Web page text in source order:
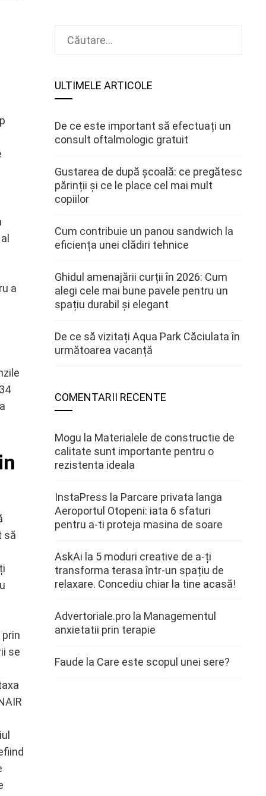
a
să
se
ULTIMELE ARTICOLE
De ce este important să efectuați un
consult oftalmologic gratuit
Gustarea de după școală: ce pregătesc
părinții și ce le place cel mai mult
copiilor
Cum contribuie un panou sandwich la
eficiența unei clădiri tehnice
Ghidul amenajării curții în 2026: Cum
alegi cele mai bune pavele pentru un
spațiu durabil și elegant
De ce să vizitați Aqua Park Căciulata în
următoarea vacanță
COMENTARII RECENTE
Mogu la Materialele de constructie de
calitate sunt importante pentru o
rezistenta ideala
InstaPress la Parcare privata langa
Aeroportul Otopeni: iata 6 sfaturi
pentru a-ti proteja masina de soare
AskAi la 5 moduri creative de a-ți
transforma terasa într-un spațiu de
relaxare. Concediu chiar la tine acasă!
Advertoriale.pro la Managementul
anxietatii prin terapie
Faude la Care este scopul unei sere?